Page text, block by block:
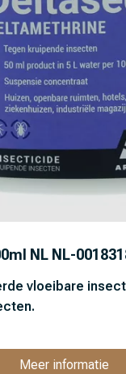
NL NL-
vloeibare
Meer informatie